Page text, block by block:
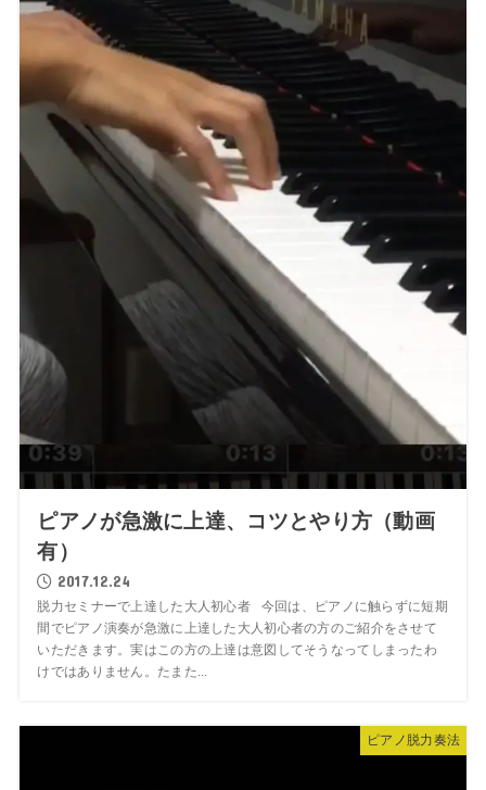
ピアノが急激に上達、コツとやり方（動画
有）
2017.12.24
脱力セミナーで上達した大人初心者 今回は、ピアノに触らずに短期
間でピアノ演奏が急激に上達した大人初心者の方のご紹介をさせて
いただきます。実はこの方の上達は意図してそうなってしまったわ
けではありません。たまた...
ピアノ脱力奏法